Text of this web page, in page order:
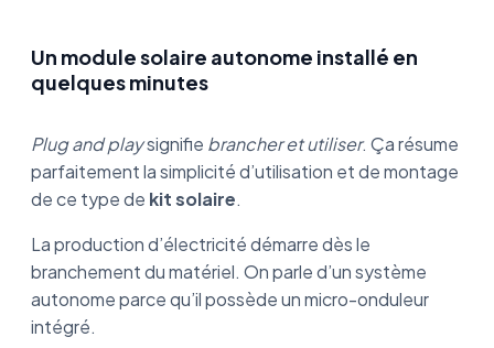
Un module solaire autonome installé en
quelques minutes
Plug and playsignifie brancher et utiliser. Ça résume
parfaitement la simplicité d’utilisation et de montage
de ce type de kit solaire.
La production d’électricité démarre dès le
branchement du matériel. On parle d’un système
autonome parce qu’il possède un micro-onduleur
intégré.